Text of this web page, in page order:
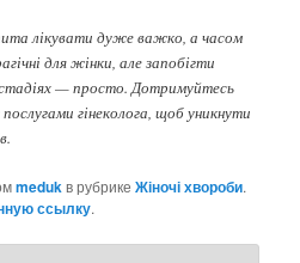
лікувати дуже важко, а часом
для жінки, але запобігти
— просто. Дотримуйтесь
гінеколога, щоб уникнути
medukв рубрикеЖіночі хвороби.
ссылку.